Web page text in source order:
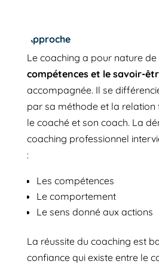
Approche
Le coaching a pour nature de
compétences et le savoir-
accompagnée. Il se
par sa méthode et la relation
le coaché et son coach. La
coaching professionnel
:
Les compétences
Le comportement
Le sens donné aux actions
La réussite du coaching est
confiance qui existe entre le